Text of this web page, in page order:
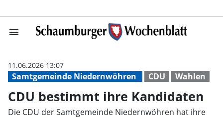
menu CDU bestimmt
Samtgemeinde Niedernwöhren CDU Wahlen
11.06.2026 13:07
CDU bestimmt ihre Kandidaten
Die CDU der Samtgemeinde Niedernwöhren hat ihre